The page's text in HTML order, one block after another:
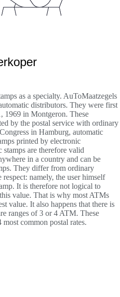
as a specialty. AuToMaatzegels
distributors. They were first
1969 in Montgeron. These
by the postal service with ordinary
in Hamburg, automatic
printed by electronic
are therefore valid
in a country and can be
They differ from ordinary
namely, the user himself
It is therefore not logical to
value. That is why most ATMs
value. It also happens that there is
ranges of 3 or 4 ATM. These
common postal rates.